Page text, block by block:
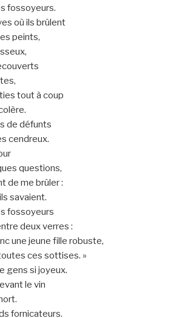
fossoyeurs.
où ils brûlent
peints,
tout à coup
de défunts
cendreux.
questions,
de me brûler :
savaient.
fossoyeurs
deux verres :
une jeune fille robuste,
ces sottises. »
gens si joyeux.
le vin
fornicateurs.